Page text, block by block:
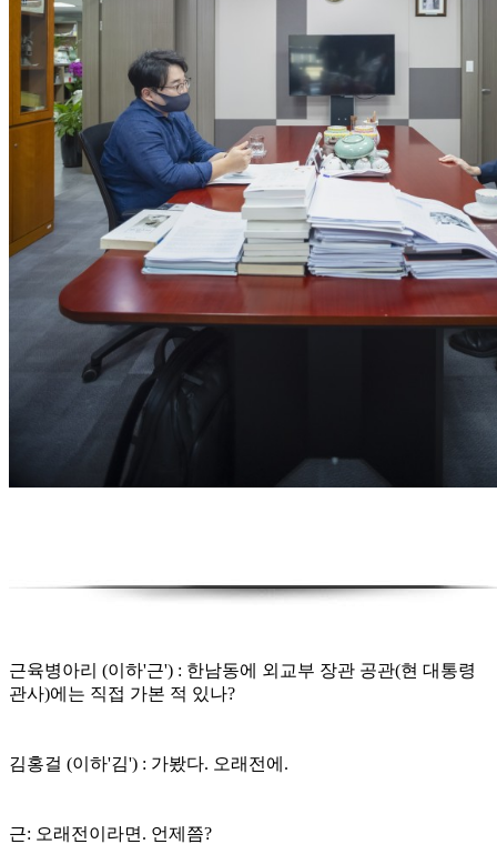
근육병아리 (이하'근') : 한남동에 외교부 장관 공관(현 대통령
관사)에는 직접 가본 적 있나?
김홍걸 (이하'김') : 가봤다. 오래전에.
근: 오래전이라면. 언제쯤?